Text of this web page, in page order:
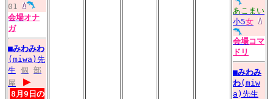
01
会場オナ
ガ
■みわみわ
(miwa)先
生 個 部
屋
▶
8月9日の
あこまい
小5女
会場コマ
ドリ
■みわみ
わ(miw
a)先生